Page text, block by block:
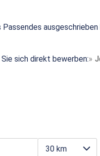
ausgeschrieben
sich direkt bewerben:
30 km